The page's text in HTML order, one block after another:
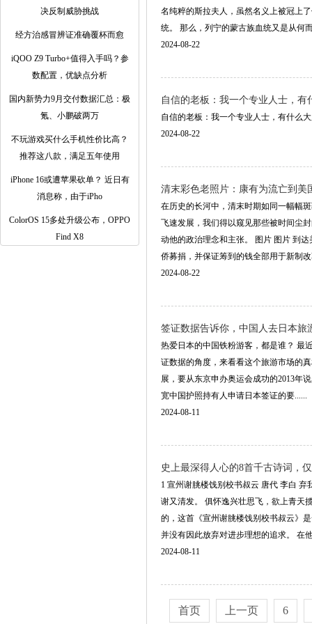
决反制威胁挑战
经方治感冒辨证准确覆杯而愈
iQOO Z9 Turbo+值得入手吗？参
数配置，优缺点分析
国内新势力9月交付数据汇总：极
氪、小鹏破两万
不玩游戏买什么手机性价比高？
推荐这八款，满足五年使用
iPhone 16或遭苹果砍单？ 近日有
消息称，由于iPho
ColorOS 15多处升级公布，OPPO
Find X8
名纯粹的斯拉夫人，虽然名义上被冠上
统。 那么，列宁的蒙古族血统又是从何
2024-08-22
自信的老板：我一个专业人士，
自信的老板：我一个专业人士，有什么
2024-08-22
清末彩色老照片：康有为流亡到
在历史的长河中，清末时期如同一幅幅
飞速发展，我们得以窥见那些被时间尘
动他的政治理念和主张。 图片 图片 到
侨募捐，并保证筹到的钱全部用于新制
2024-08-22
签证数据告诉你，中国人去日本旅
热爱日本的中国铁粉游客，都是谁？ 最
证数据的角度，来看看这个旅游市场的
展，要从东京申办奥运会成功的2013年
宽中国护照持有人申请日本签证的要......
2024-08-11
史上最深得人心的8首千古诗词，
1 宣州谢朓楼饯别校书叔云 唐代 李白
谢又清发。 俱怀逸兴壮思飞，欲上青天
的，这首《宣州谢朓楼饯别校书叔云》
并没有因此放弃对进步理想的追求。 在
2024-08-11
首页 上一页 6